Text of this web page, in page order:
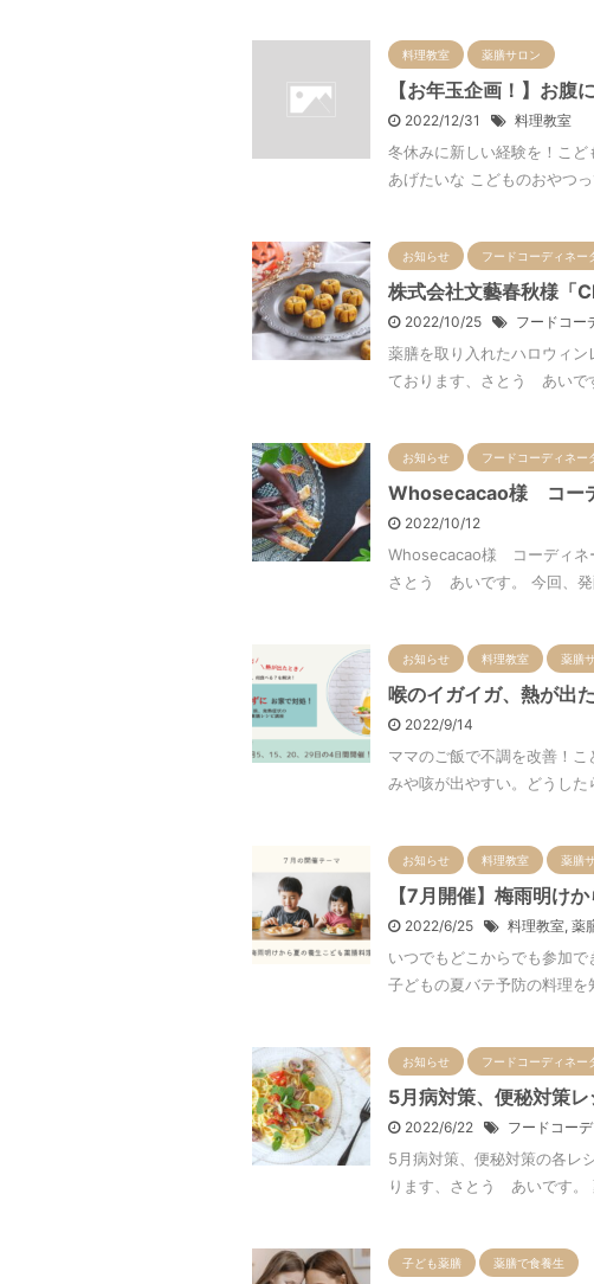
料理教室 薬膳サロン
【お年玉企画！】お腹
2022/12/31 料理教室
冬休みに新しい経験を！こ
あげたいな こどものおやつ
お知らせ フードコーディネー
株式会社文藝春秋様「
2022/10/25 フードコー
薬膳を取り入れたハロウィ
ております、さとう あいで
お知らせ フードコーディネー
Whosecacao様 コー
2022/10/12
Whosecacao様 コーディネ
さとう あいです。 今回、
お知らせ 料理教室 薬膳
喉のイガイガ、熱が出
2022/9/14
ママのご飯で不調を改善！
みや咳が出やすい。どうし
お知らせ 料理教室 薬膳
【7月開催】梅雨明け
2022/6/25 料理教室, 薬
いつでもどこからでも参加
子どもの夏バテ予防の料理
お知らせ フードコーディネー
5月病対策、便秘対策
2022/6/22 フードコー
5月病対策、便秘対策の各レ
ります、さとう あいです。
子ども薬膳 薬膳で食養生